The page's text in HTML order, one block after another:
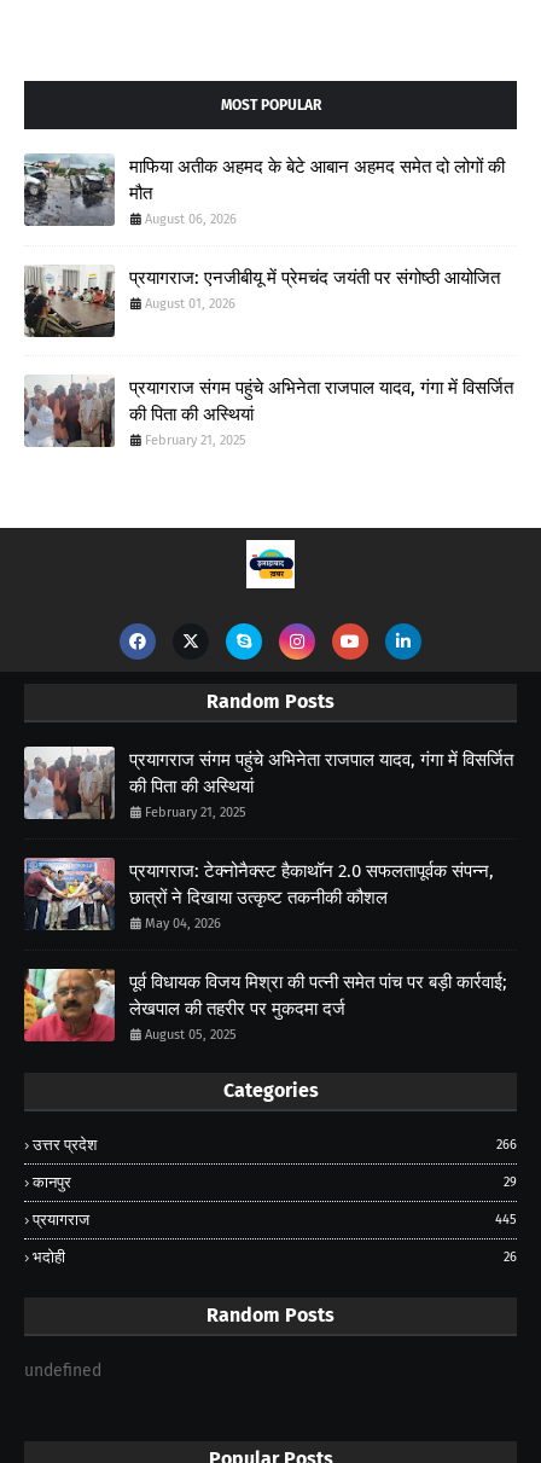
MOST POPULAR
माफिया अतीक अहमद के बेटे आबान अहमद समेत दो लोगों की
मौत
August 06, 2026
प्रयागराज: एनजीबीयू में प्रेमचंद जयंती पर संगोष्ठी आयोजित
August 01, 2026
प्रयागराज संगम पहुंचे अभिनेता राजपाल यादव, गंगा में विसर्जित
की पिता की अस्थियां
February 21, 2025
Random Posts
प्रयागराज संगम पहुंचे अभिनेता राजपाल यादव, गंगा में विसर्जित
की पिता की अस्थियां
February 21, 2025
प्रयागराज: टेक्नोनैक्स्ट हैकाथॉन 2.0 सफलतापूर्वक संपन्न,
छात्रों ने दिखाया उत्कृष्ट तकनीकी कौशल
May 04, 2026
पूर्व विधायक विजय मिश्रा की पत्नी समेत पांच पर बड़ी कार्रवाई;
लेखपाल की तहरीर पर मुकदमा दर्ज
August 05, 2025
Categories
उत्तर प्रदेश 266
कानपुर 29
प्रयागराज 445
भदोही 26
Random Posts
undefined